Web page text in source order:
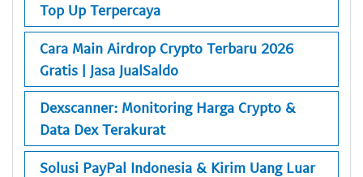
Top Up Terpercaya
Cara Main Airdrop Crypto Terbaru 2026
Gratis | Jasa JualSaldo
Dexscanner: Monitoring Harga Crypto &
Data Dex Terakurat
Solusi PayPal Indonesia & Kirim Uang Luar